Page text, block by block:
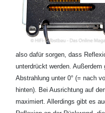
also dafür sorgen, dass
unterdrückt werden.
Abstrahlung unter 0° (= nach
hinten). Bei Ausrichtung auf
maximiert. Allerdings gibt es